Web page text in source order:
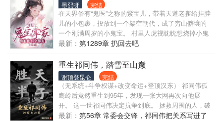
墨熙呀 完结
在天界俗有“鬼医”之称的紫宝儿，带着天道老爹给挂脖
儿的小包裹，投放到一个架空朝代，成了穷山僻壤的
一个刚满周岁的小鬼宝。 村里人虎视眈眈想烧掉小鬼
宝，小鬼宝拍拍小胸脯，不怕不怕，自有爹娘兄嫂侄
子们组成防护大阵，来一个拍一个，来两个拍一双，
拍不死他丫的。 小鬼宝痴傻又咋样，一朝重生，她成
了她，挥挥小手，空间、异能咱全有，山参、野猪、
虎虎、狼狼、钱钱……要么已经来了，要么正在来的
路上。 什么？国家内卷？ 小鬼宝：咱帮亲不帮理呀！
什么？蛮夷来袭？ 小鬼宝：全民皆兵！拿起武器，出
来干架啦！
最新： 第1289章 扔回去吧
重生祁同伟，踏雪至山巅
谢顶登昆仑 完结
（无系统+斗争权谋+改变命运+登顶汉东） 祁同伟孤
鹰岭后竟然重生到95年，发现一张大网再次向他展
开。 这一世祁同伟决定抗争到底。 拯救周围的人，破
坏梁璐的计划，扶高育良进部，打击侯亮平。 翻手间
最新： 第56章 常委会交锋，祁同伟把关系写进了